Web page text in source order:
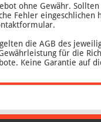
ohne Gewähr.
Fehler eingeschlichen
die AGB des
für die
Keine Garantie auf